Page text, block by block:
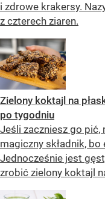
i zdrowe krakersy.
z czterech ziaren.
Zielony koktajl na
po tygodniu
Jeśli zaczniesz go pić,
magiczny składnik,
Jednocześnie jest
zrobić zielony koktajl